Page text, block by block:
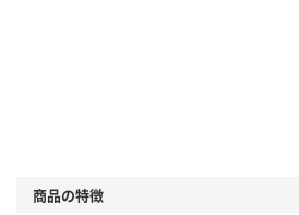
商品の特徴